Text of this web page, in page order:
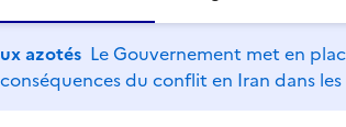
azotés Le Gouvernement met en
du conflit en Iran dans